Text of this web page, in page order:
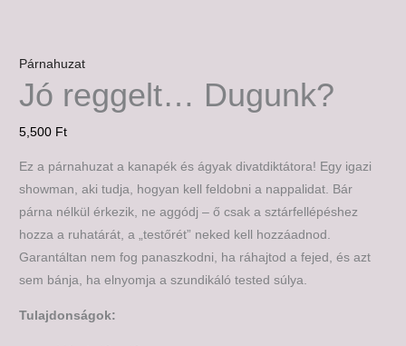
Párnahuzat
Jó reggelt… Dugunk?
5,500 Ft
Ez a párnahuzat a kanapék és ágyak divatdiktátora! Egy igazi
showman, aki tudja, hogyan kell feldobni a nappalidat. Bár
párna nélkül érkezik, ne aggódj – ő csak a sztárfellépéshez
hozza a ruhatárát, a „testőrét” neked kell hozzáadnod.
Garantáltan nem fog panaszkodni, ha ráhajtod a fejed, és azt
sem bánja, ha elnyomja a szundikáló tested súlya.
Tulajdonságok: